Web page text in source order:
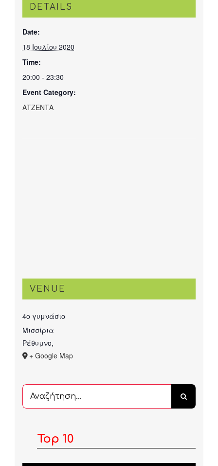
DETAILS
Date:
18 Ιουλίου 2020
Time:
20:00 - 23:30
Event Category:
ΑΤΖΕΝΤΑ
VENUE
4ο γυμνάσιο
Μισσίρια
Ρέθυμνο,
+ Google Map
Αναζήτηση
...
Top 10